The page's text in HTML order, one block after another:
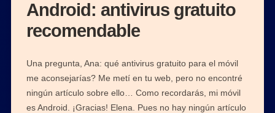
Android: antivirus gratuito
recomendable
Una pregunta, Ana: qué antivirus gratuito para el móvil
me aconsejarías? Me metí en tu web, pero no encontré
ningún artículo sobre ello… Como recordarás, mi móvil
es Android. ¡Gracias! Elena. Pues no hay ningún artículo